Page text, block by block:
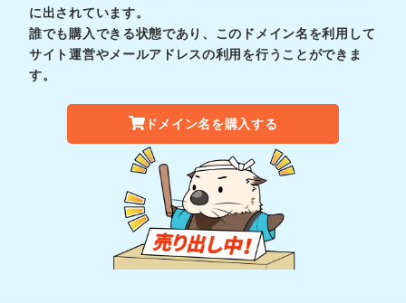
に出されています。
誰でも購入できる状態であり、このドメイン名を利用して
サイト運営やメールアドレスの利用を行うことができま
す。
ドメイン名を購入する